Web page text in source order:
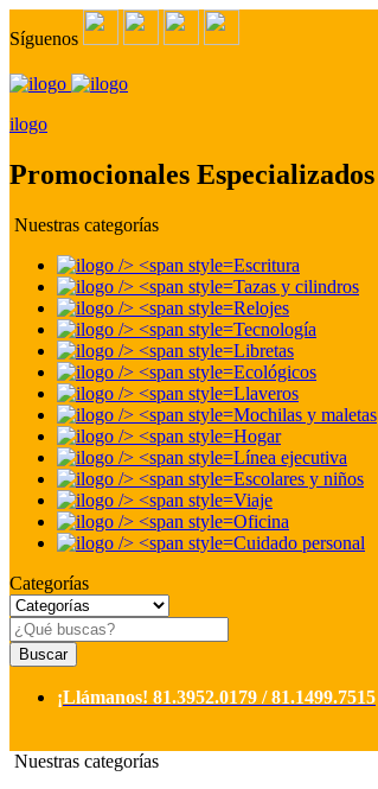
Síguenos
ilogo
Promocionales Especializados
Nuestras categorías
Escritura
Tazas y cilindros
Relojes
Tecnología
Libretas
Ecológicos
Llaveros
Mochilas y maletas
Hogar
Línea ejecutiva
Escolares y niños
Viaje
Oficina
Cuidado personal
Categorías
Buscar
¡Llámanos! 81.3952.0179 / 81.1499.7515
Nuestras categorías